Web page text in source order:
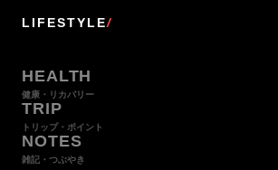
LIFESTYLE/
HEALTH
健康・リカバリー
TRIP
トリップ・ポイント
NOTES
雑記・つぶやき